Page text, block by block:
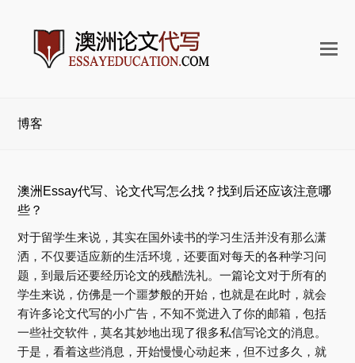
打
博客
澳洲Essay代写、论文代写怎么找？找到后还应该注意哪
些？
对于留学生来说，其实在国外读书的学习生活并没有那么潇
洒，不仅要适应新的生活环境，还要面对每天的各种学习问
题，到最后还要经历论文的残酷洗礼。一篇论文对于所有的
学生来说，仿佛是一个噩梦般的开始，也就是在此时，就会
有许多论文代写的小广告，不知不觉进入了你的邮箱，包括
一些社交软件，莫名其妙地出现了很多私信写论文的消息。
于是，看着这些消息，开始慢慢心动起来，但不过多久，就